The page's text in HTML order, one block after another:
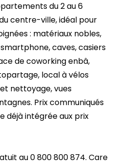
du 2 au 6
centre-ville, idéal pour
: matériaux nobles,
caves, casiers
de coworking enbâ,
local à vélos
nettoyage, vues
Prix communiqués
déjà intégrée aux prix
au 0 800 800 874. Care